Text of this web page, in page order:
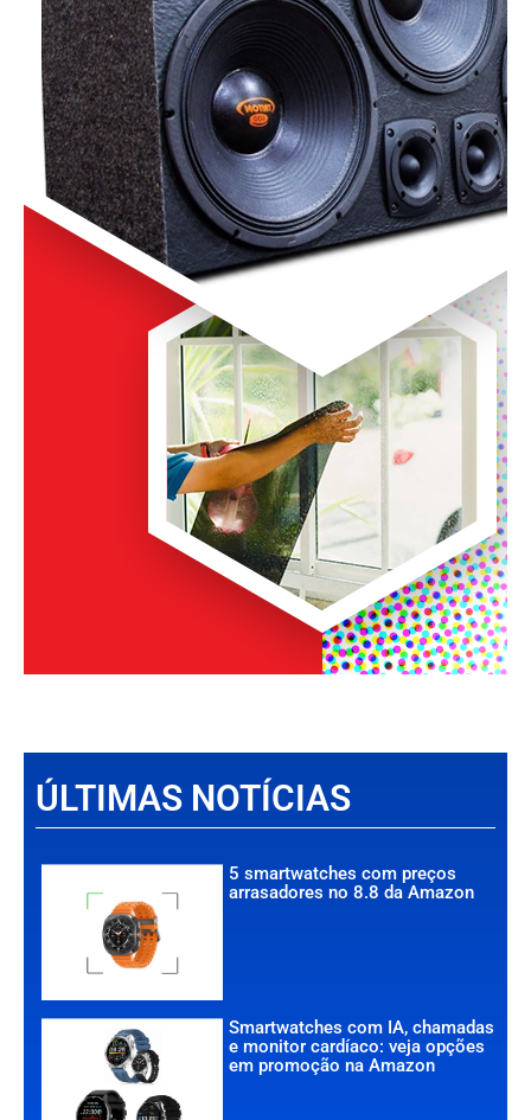
ÚLTIMAS NOTÍCIAS
5 smartwatches com preços
arrasadores no 8.8 da Amazon
Smartwatches com IA, chamadas
e monitor cardíaco: veja opções
em promoção na Amazon